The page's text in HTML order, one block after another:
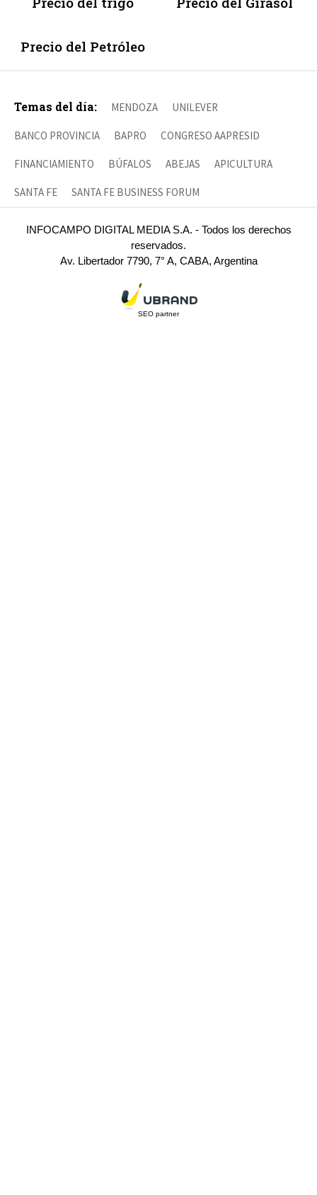
Precio del Petróleo
Temas del día: MENDOZA UNILEVER
BANCO PROVINCIA BAPRO CONGRESO AAPRESID
FINANCIAMIENTO BÚFALOS ABEJAS APICULTURA
SANTA FE SANTA FE BUSINESS FORUM
INFOCAMPO DIGITAL MEDIA S.A. - Todos los derechos
reservados.
Av. Libertador 7790, 7° A, CABA, Argentina
SEO partner